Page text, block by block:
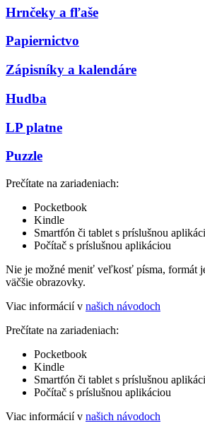
Hrnčeky a fľaše
Papiernictvo
Zápisníky a kalendáre
Hudba
LP platne
Puzzle
Prečítate na zariadeniach:
Pocketbook
Kindle
Smartfón či tablet s príslušnou
Počítač s príslušnou aplikáciou
Nie je možné meniť veľkosť písma, formát
väčšie obrazovky.
Viac informácií v našich návodoch
Prečítate na zariadeniach:
Pocketbook
Kindle
Smartfón či tablet s príslušnou
Počítač s príslušnou aplikáciou
Viac informácií v našich návodoch